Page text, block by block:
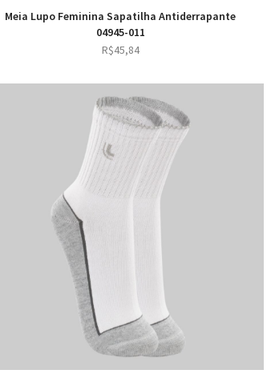
Meia Lupo Feminina Sapatilha Antiderrapante
04945-011
R$45,84